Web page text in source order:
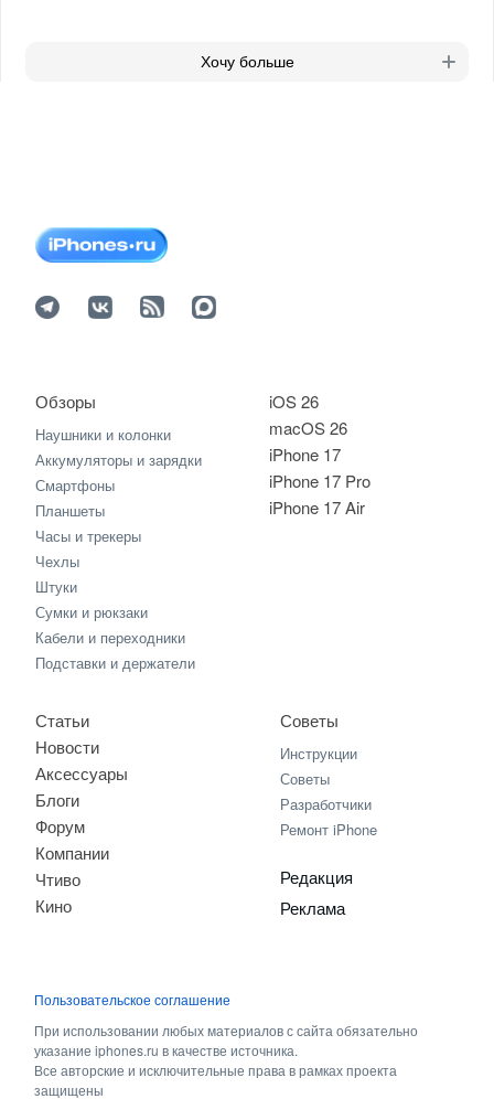
Хочу больше
iOS 26
macOS 26
iPhone 17
iPhone 17 Pro
iPhone 17 Air
Обзоры
Наушники и колонки
Аккумуляторы и зарядки
Смартфоны
Планшеты
Часы и трекеры
Чехлы
Штуки
Сумки и рюкзаки
Кабели и переходники
Подставки и держатели
Статьи
Новости
Аксессуары
Блоги
Форум
Компании
Чтиво
Кино
Советы
Инструкции
Советы
Разработчики
Ремонт iPhone
Редакция
Реклама
Пользовательское соглашение
При использовании любых материалов с сайта обязательно
указание iphones.ru в качестве источника.
Все авторские и исключительные права в рамках проекта
защищены